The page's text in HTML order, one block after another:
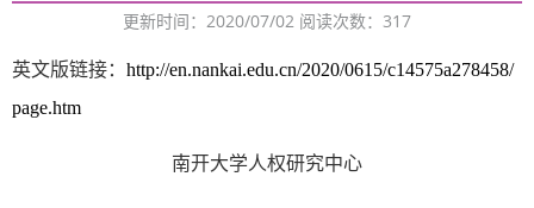
更新时间：2020/07/02 阅读次数： 317
英文版链接： http://en.nankai.edu.cn/2020/0615/c14575a278458/
page.htm
南开大学人权研究中心